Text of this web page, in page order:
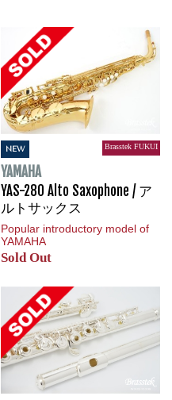
NEW Brasstek FUKUI
YAMAHA
YAS-280 Alto Saxophone / ア
ルトサックス
Popular introductory model of
YAMAHA
Sold Out